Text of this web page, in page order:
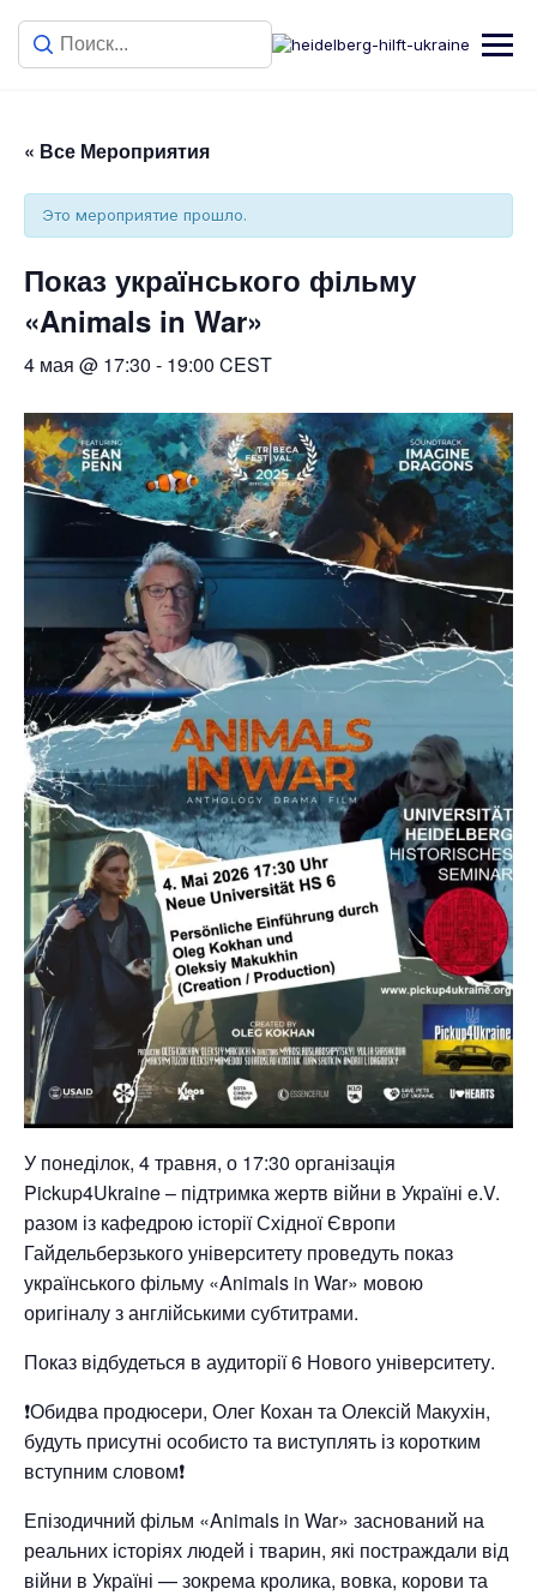
« Все Мероприятия
Это мероприятие прошло.
Показ українського фільму
«Animals in War»
4 мая @ 17:30 - 19:00 CEST
У понеділок, 4 травня, о 17:30 організація
Pickup4Ukraine – підтримка жертв війни в Україні e.V.
разом із кафедрою історії Східної Європи
Гайдельберзького університету проведуть показ
українського фільму «Animals in War» мовою
оригіналу з англійськими субтитрами.
Показ відбудеться в аудиторії 6 Нового університету.
❗Обидва продюсери, Олег Кохан та Олексій Макухін,
будуть присутні особисто та виступлять із коротким
вступним словом❗
Епізодичний фільм «Animals in War» заснований на
реальних історіях людей і тварин, які постраждали від
війни в Україні — зокрема кролика, вовка, корови та